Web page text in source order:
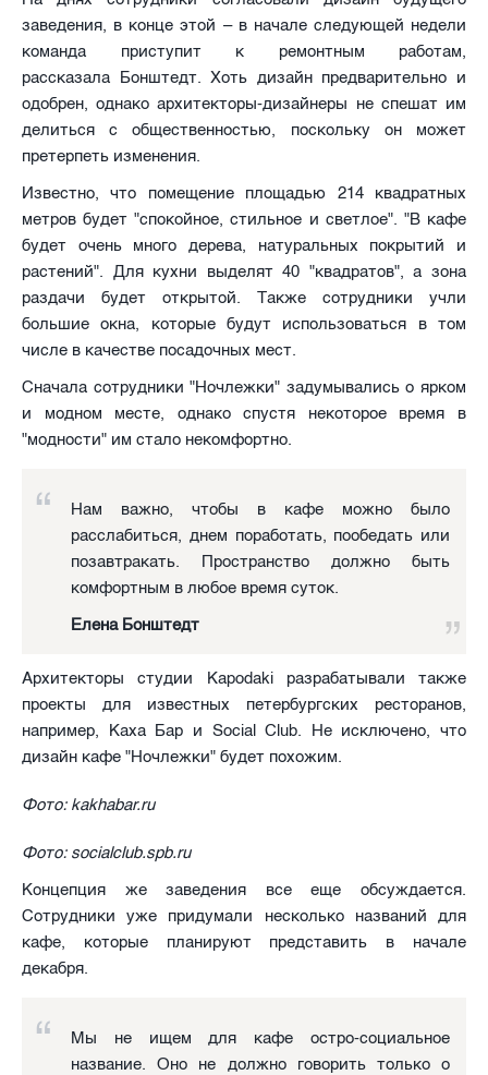
заведения, в конце этой – в начале следующей недели
команда приступит к ремонтным работам,
рассказала Бонштедт. Хоть дизайн предварительно и
одобрен, однако архитекторы-дизайнеры не спешат им
делиться с общественностью, поскольку он может
претерпеть изменения.
Известно, что помещение площадью 214 квадратных
метров будет "спокойное, стильное и светлое". "В кафе
будет очень много дерева, натуральных покрытий и
растений". Для кухни выделят 40 "квадратов", а зона
раздачи будет открытой. Также сотрудники учли
большие окна, которые будут использоваться в том
числе в качестве посадочных мест.
Сначала сотрудники "Ночлежки" задумывались о ярком
и модном месте, однако спустя некоторое время в
"модности" им стало некомфортно.
Нам важно, чтобы в кафе можно было
расслабиться, днем поработать, пообедать или
позавтракать. Пространство должно быть
комфортным в любое время суток.
Елена Бонштедт
Архитекторы студии Kapodaki разрабатывали также
проекты для известных петербургских ресторанов,
например, Каха Бар и Social Club. Не исключено, что
дизайн кафе "Ночлежки" будет похожим.
Фото: kakhabar.ru
Фото: socialclub.spb.ru
Концепция же заведения все еще обсуждается.
Сотрудники уже придумали несколько названий для
кафе, которые планируют представить в начале
декабря.
Мы не ищем для кафе остро-социальное
название. Оно не должно говорить только о